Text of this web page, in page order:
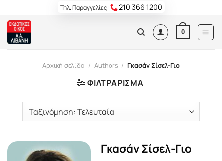
content
Τηλ. Παραγγελίες: 210 366 1200
0
Αρχική σελίδα / Authors / Γκασάν Σίσελ-Γιο
ΦΙΛΤΡΆΡΙΣΜΑ
Γκασάν Σίσελ-Γιο